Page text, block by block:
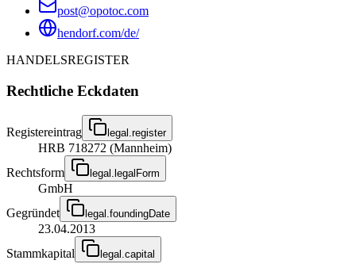
post@opotoc.com
hendorf.com/de/
HANDELSREGISTER
Rechtliche Eckdaten
Registereintrag legal.register
HRB 718272 (Mannheim)
Rechtsform
legal.legalForm
GmbH
Gegründet
legal.foundingDate
23.04.2013
Stammkapital
legal.capital